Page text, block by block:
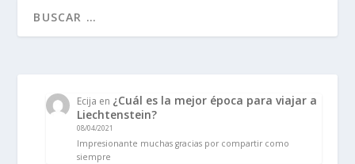
Ecija en ¿Cuál es la mejor época para viajar a
Liechtenstein?
08/04/2021
Impresionante muchas gracias por compartir como
siempre